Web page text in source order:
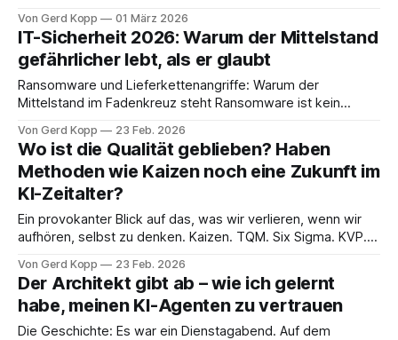
läuft das falsche Rennen.
Von Gerd Kopp 01 März 2026
IT-Sicherheit 2026: Warum der Mittelstand
gefährlicher lebt, als er glaubt
Ransomware und Lieferkettenangriffe: Warum der
Mittelstand im Fadenkreuz steht Ransomware ist kein
Besonders kleine und mittlere Unternehmen sowie ihre
Dienstleister – von IT bis ERP, Logistik oder
Videoüberwachung – geraten ins Visier. Dieser Artikel zeigt,
warum das so ist, welche Einfallstore besonders gefährlich
Von Gerd Kopp 23 Feb. 2026
Wo ist die Qualität geblieben? Haben
Methoden wie Kaizen noch eine Zukunft im
KI-Zeitalter?
Ein provokanter Blick auf das, was wir verlieren, wenn wir
aufhören, selbst zu denken. Kaizen. TQM. Six Sigma. KVP.
erntet bestenfalls ein mildes Lächeln. „Das war doch früher."
Und jetzt? Jetzt haben wir KI. Die macht das schneller,
besser, günstiger – oder?
Von Gerd Kopp 23 Feb. 2026
Der Architekt gibt ab – wie ich gelernt
habe, meinen KI-Agenten zu vertrauen
Die Geschichte: Es war ein Dienstagabend. Auf dem